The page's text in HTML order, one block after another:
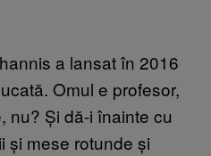
a lansat în 2016
Omul e profesor,
nu? Și dă-i înainte cu
și mese rotunde și